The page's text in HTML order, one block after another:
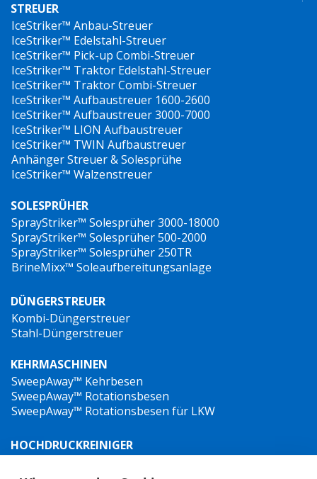
STREUER
IceStriker™ Anbau-Streuer
IceStriker™ Edelstahl-Streuer
IceStriker™ Pick-up Combi-Streuer
IceStriker™ Traktor Edelstahl-Streuer
IceStriker™ Traktor Combi-Streuer
IceStriker™ Aufbaustreuer 1600-2600
IceStriker™ Aufbaustreuer 3000-7000
IceStriker™ LION Aufbaustreuer
IceStriker™ TWIN Aufbaustreuer
Anhänger Streuer & Solesprühe
IceStriker™ Walzenstreuer
SOLESPRÜHER
SprayStriker™ Solesprüher 3000-18000
SprayStriker™ Solesprüher 500-2000
SprayStriker™ Solesprüher 250TR
BrineMixx™ Soleaufbereitungsanlage
DÜNGERSTREUER
Kombi-Düngerstreuer
Stahl-Düngerstreuer
KEHRMASCHINEN
SweepAway™ Kehrbesen
SweepAway™ Rotationsbesen
SweepAway™ Rotationsbesen für LKW
HOCHDRUCKREINIGER